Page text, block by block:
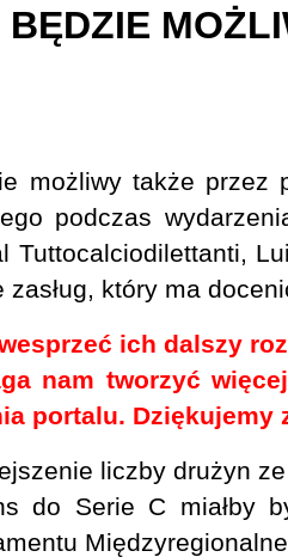
możliwy także przez
podczas
który ma
ich dalszy
nam tworzyć
portalu. Dziękujemy
liczby drużyn
do Serie C miałby